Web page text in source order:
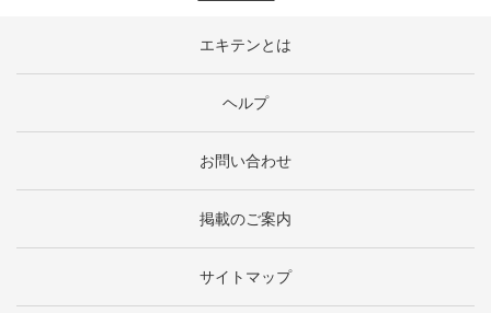
エキテンとは
ヘルプ
お問い合わせ
掲載のご案内
サイトマップ